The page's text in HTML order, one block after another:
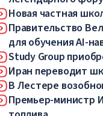
Новая частная
Правительство
для обучения AI-
Study Group
Иран переводит
В Лестере
Премьер-министр